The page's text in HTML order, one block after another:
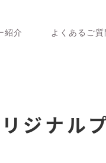
紹介 よくあるご質
ジナル